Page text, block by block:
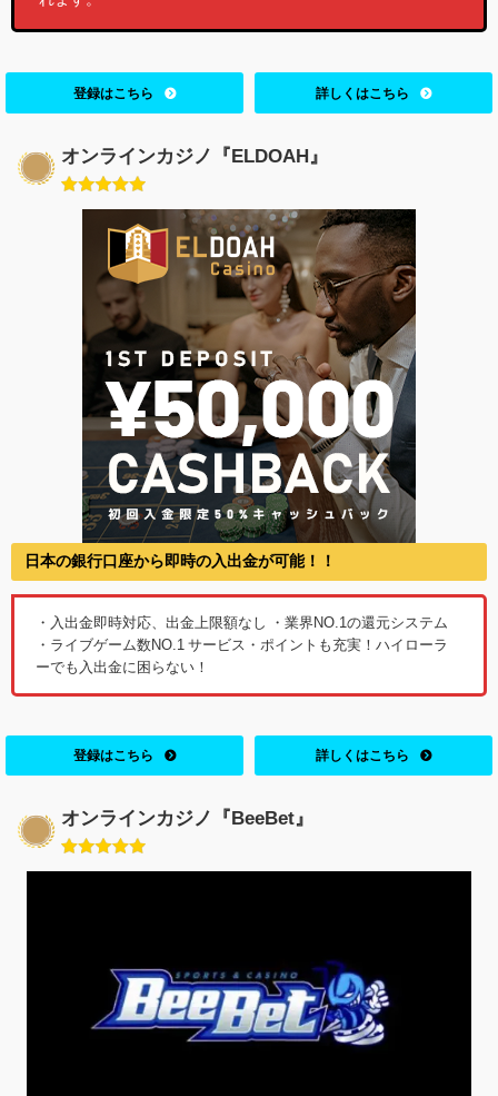
登録はこちら 詳しくはこちら
オンラインカジノ『ELDOAH』
日本の銀行口座から即時の入出金が可能！！
・入出金即時対応、出金上限額なし ・業界NO.1の還元システム
・ライブゲーム数NO.1 サービス・ポイントも充実！ハイローラ
ーでも入出金に困らない！
登録はこちら 詳しくはこちら
オンラインカジノ『BeeBet』